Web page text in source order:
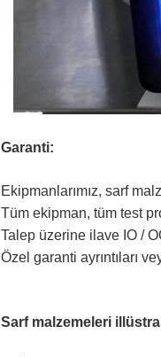
Garanti:
Ekipmanlarımız, sarf
Tüm ekipman, tüm test
Talep üzerine ilave IO /
Özel garanti ayrıntıları
Sarf malzemeleri